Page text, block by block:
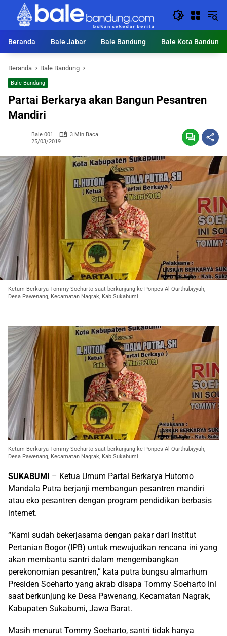
Langsung
konten
Beranda
Bale Jabar Bale Bandung Bale Kota Bandung
Beranda Bale Bandung
Bale Bandung
Partai Berkarya akan Bangun Pesantren
Mandiri
Bale 001
3 Min Baca
25/03/2019
Ketum Berkarya Tommy Soeharto saat berkunjung ke Ponpes Al-Qurthubiyyah,
Desa Pawenang, Kecamatan Nagrak, Kab Sukabumi.
Ketum Berkarya Tommy Soeharto saat berkunjung ke Ponpes Al-Qurthubiyyah,
Desa Pawenang, Kecamatan Nagrak, Kab Sukabumi.
SUKABUMI – Ketua Umum Partai Berkarya Hutomo
Mandala Putra berjanji membangun pesantren mandiri
atau eko pesantren dengan program pendidikan berbasis
internet.
“Kami sudah bekerjasama dengan pakar dari Institut
Pertanian Bogor (IPB) untuk mewujudkan rencana ini yang
akan membantu santri dalam mengembangkan
perekonomian pesantren,” kata putra bungsu almarhum
Presiden Soeharto yang akrab disapa Tommy Soeharto ini
saat berkunjung ke Desa Pawenang, Kecamatan Nagrak,
Kabupaten Sukabumi, Jawa Barat.
Masih menurut Tommy Soeharto, santri tidak hanya